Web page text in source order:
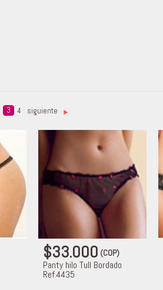
3 4 siguiente >
$33.000(COP)
Panty hilo Tull Bordado
Ref.4435